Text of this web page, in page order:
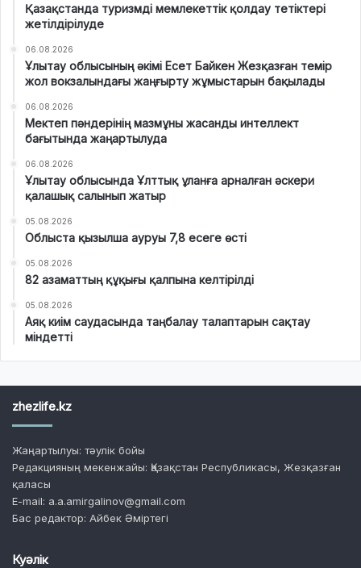
Қазақстанда туризмді мемлекеттік қолдау тетіктері
жетілдірілуде
06.08.2026
Ұлытау облысының әкімі Есет Байкен Жезқазған темір
жол вокзалындағы жаңғырту жұмыстарын бақылады
06.08.2026
Мектеп пәндерінің мазмұны жасанды интеллект
бағытында жаңартылуда
06.08.2026
Ұлытау облысында Ұлттық ұланға арналған әскери
қалашық салынып жатыр
05.08.2026
Облыста қызылша ауруы 7,8 есеге өсті
05.08.2026
82 азаматтың құқығы қалпына келтірілді
05.08.2026
Аяқ киім саудасында таңбалау талаптарын сақтау
міндетті
zhezlife.kz
Жаңартылуы: тәулік бойы
Редакцияның мекенжайы: Қазақстан Республикасы, Жезқазған
қаласы
E-mail: a.a.amirgalinov@gmail.com
Бас редактор: Айбек Әміртегі
Куәлік